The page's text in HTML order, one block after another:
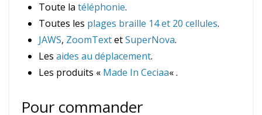
Toute la téléphonie.
Toutes les plages braille 14 et 20 cellules.
JAWS, ZoomTextetSuperNova.
Les aides au déplacement.
Les produits « Made In Ceciaa« .
Pour commander